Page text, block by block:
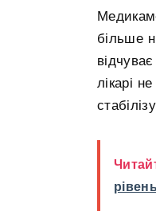
більше
лікарі